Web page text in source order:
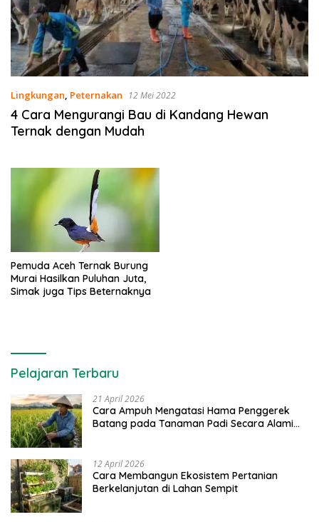
Lingkungan, Peternakan 12 Mei 2022
4 Cara Mengurangi Bau di Kandang Hewan
Ternak dengan Mudah
Pemuda Aceh Ternak Burung
Murai Hasilkan Puluhan Juta,
Simak juga Tips Beternaknya
Pelajaran Terbaru
21 April 2026
Cara Ampuh Mengatasi Hama Penggerek
Batang pada Tanaman Padi Secara Alami
12 April 2026
Cara Membangun Ekosistem Pertanian
Berkelanjutan di Lahan Sempit